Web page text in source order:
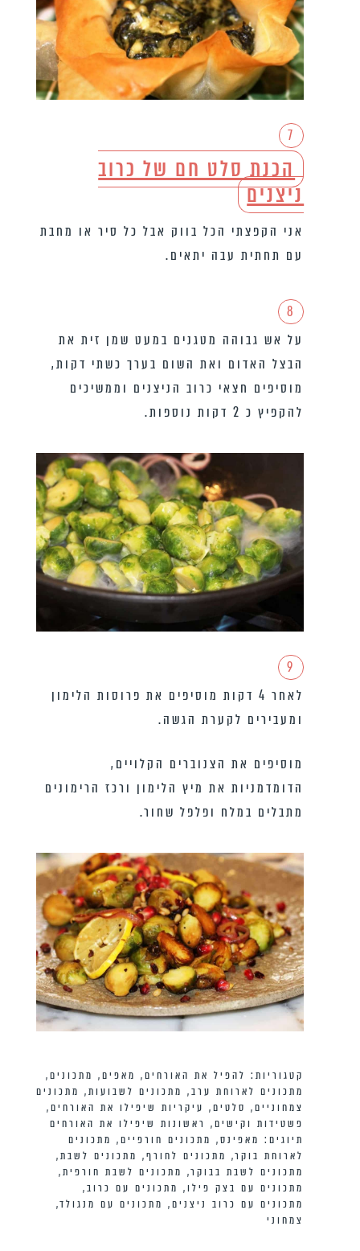
7
הכנת סלט חם של כרוב
ניצנים
אני הקפצתי הכל בווק אבל כל סיר או מחבת
עם תחתית עבה יתאים.
8
על אש גבוהה מטגנים במעט שמן זית את
הבצל האדום ואת השום בערך כשתי דקות,
מוסיפים חצאי כרוב הניצנים וממשיכים
להקפיץ כ 2 דקות נוספות.
9
לאחר 4 דקות מוסיפים את פרוסות הלימון
ומעבירים לקערת הגשה.
מוסיפים את הצנוברים הקלויים,
הדומדמניות את מיץ הלימון ורכז הרימונים
מתבלים במלח ופלפל שחור.
קטגוריות: להפיל את האורחים, מאפים, מתכונים,
מתכונים לארוחת ערב, מתכונים לשבועות, מתכונים
צמחוניים, סלטים, עיקריות שיפילו את האורחים,
פשטידות וקישים, ראשונות שיפילו את האורחים
תיוגים: מאפינס, מתכונים חורפיים, מתכונים
לארוחת בוקר, מתכונים לחורף, מתכונים לשבת,
מתכונים לשבת בבוקר, מתכונים לשבת חורפית,
מתכונים עם בצק פילו, מתכונים עם כרוב,
מתכונים עם כרוב ניצנים, מתכונים עם מנגולד,
צמחוני